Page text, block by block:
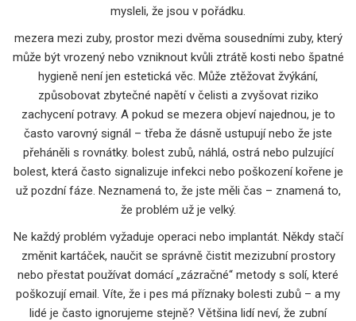
mysleli, že jsou v pořádku.
mezera mezi zuby, prostor mezi dvěma sousedními zuby, který
může být vrozený nebo vzniknout kvůli ztrátě kosti nebo špatné
hygieně není jen estetická věc. Může ztěžovat žvýkání,
způsobovat zbytečné napětí v čelisti a zvyšovat riziko
zachycení potravy. A pokud se mezera objeví najednou, je to
často varovný signál – třeba že dásně ustupují nebo že jste
přeháněli s rovnátky. bolest zubů, náhlá, ostrá nebo pulzující
bolest, která často signalizuje infekci nebo poškození kořene je
už pozdní fáze. Neznamená to, že jste měli čas – znamená to,
že problém už je velký.
Ne každý problém vyžaduje operaci nebo implantát. Někdy stačí
změnit kartáček, naučit se správně čistit mezizubní prostory
nebo přestat používat domácí „zázračné“ metody s solí, které
poškozují email. Víte, že i pes má příznaky bolesti zubů – a my
lidé je často ignorujeme stejně? Většina lidí neví, že zubní